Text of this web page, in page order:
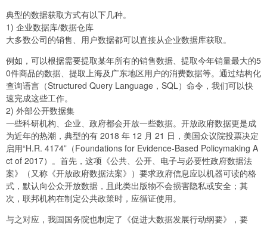
典型的数据获取方式有以下几种。
1) 企业数据库/数据仓库
大多数公司的销售、用户数据都可以直接从企业数据库获取。
例如，可以根据需要提取某年所有的销售数据、提取今年销量最大的5
0件商品的数据、提取上海及广东地区用户的消费数据等。通过结构化
查询语言（Structured Query Language，SQL）命令，我们可以快
速完成这些工作。
2) 外部公开数据集
一些科研机构、企业、政府都会开放一些数据。开放政府数据更是成
为近年的热潮，典型的有 2018 年 12 月 21 日，美国众议院投票决定
启用“H.R. 4174”（Foundations for Evidence-Based Policymaking A
ct of 2017）。首先，这项《公共、公开、电子与必要性政府数据法
案》（又称《开放政府数据法案》）要求政府信息应以机器可读的格
式，默认向公众开放数据，且此类出版物不会损害隐私或安全；其
次，联邦机构在制定公共政策时，应循证使用。
与之对应，我国国务院也制定了《促进大数据发展行动纲要》，要